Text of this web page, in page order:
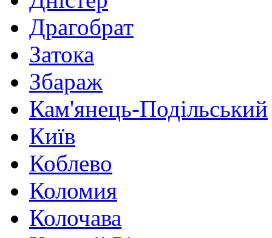
Драгобрат
Затока
Збараж
Кам'янець-Подільський
Київ
Коблево
Коломия
Колочава